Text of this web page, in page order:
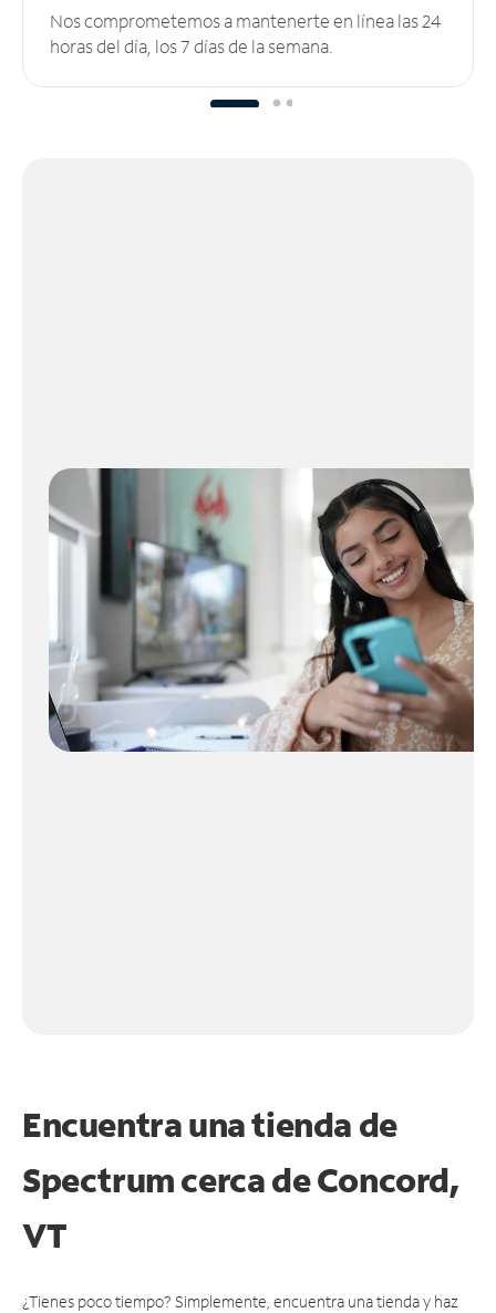
Nos comprometemos a mantenerte en línea las 24
horas del día, los 7 días de la semana.
Encuentra una tienda de
Spectrumcerca de Concord,
VT
¿Tienes poco tiempo? Simplemente, encuentra una tienda y haz